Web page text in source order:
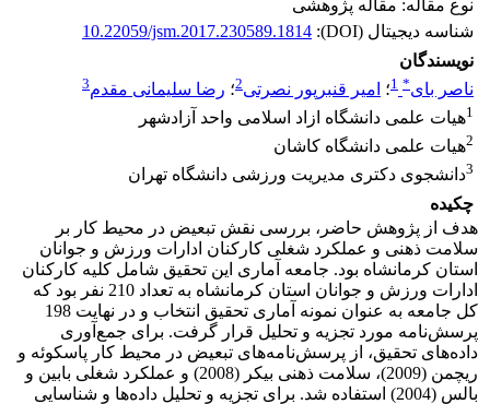
نوع مقاله: مقاله پژوهشی
شناسه دیجیتال (DOI):
10.22059/jsm.2017.230589.1814
نویسندگان
ناصر بای*
1؛ امیر قنبرپور نصرتی2؛ رضا سلیمانی مقدم3
1هیات علمی دانشگاه ازاد اسلامی واحد آزادشهر
2هیات علمی دانشگاه کاشان
3دانشجوی دکتری مدیریت ورزشی دانشگاه تهران
چکیده
هدف از پژوهش حاضر، بررسی نقش تبعیض در محیط کار بر
سلامت ذهنی و عملکرد شغلی کارکنان ادارات ورزش و جوانان
استان کرمانشاه بود. جامعه آماری این تحقیق شامل کلیه کارکنان
ادارات ورزش و جوانان استان کرمانشاه به تعداد 210 نفر بود که
کل جامعه به عنوان نمونه آماری تحقیق انتخاب و در نهایت 198
پرسش‌نامه‌ مورد تجزیه و تحلیل قرار گرفت. برای جمع‌آوری
داده‌های تحقیق، از پرسش‌‌نامه‌های تبعیض در محیط کار پاسکوئه و
ریچمن (2009)، سلامت ذهنی بیکر (2008) و عملکرد شغلی بابین و
بالس (2004) استفاده شد. برای تجزیه و تحلیل داده‌ها و شناسایی